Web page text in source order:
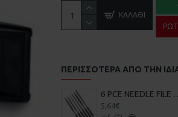
ΚΑΛΆΘΙ
ΠΕΡΙΣΣΌΤΕΡΑ ΑΠΌ ΤΗΝ
6 PCE
5,64€